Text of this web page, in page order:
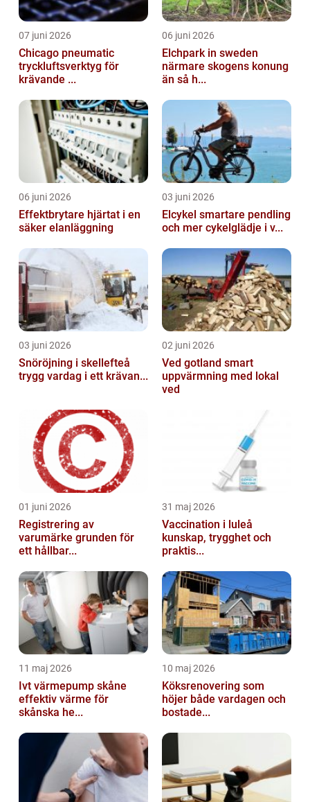
07 juni 2026
Chicago pneumatic
tryckluftsverktyg för
krävande ...
06 juni 2026
Elchpark in sweden
närmare skogens konung
än så h...
06 juni 2026
Effektbrytare hjärtat i en
säker elanläggning
03 juni 2026
Elcykel smartare pendling
och mer cykelglädje i v...
03 juni 2026
Snöröjning i skellefteå
trygg vardag i ett krävan...
02 juni 2026
Ved gotland smart
uppvärmning med lokal
ved
01 juni 2026
Registrering av
varumärke grunden för
ett hållbar...
31 maj 2026
Vaccination i luleå
kunskap, trygghet och
praktis...
11 maj 2026
Ivt värmepump skåne
effektiv värme för
skånska he...
10 maj 2026
Köksrenovering som
höjer både vardagen och
bostade...